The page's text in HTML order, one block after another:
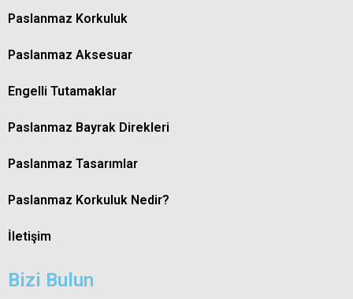
Paslanmaz Korkuluk
Paslanmaz Aksesuar
Engelli Tutamaklar
Paslanmaz Bayrak Direkleri
Paslanmaz Tasarımlar
Paslanmaz Korkuluk Nedir?
İletişim
Bizi Bulun